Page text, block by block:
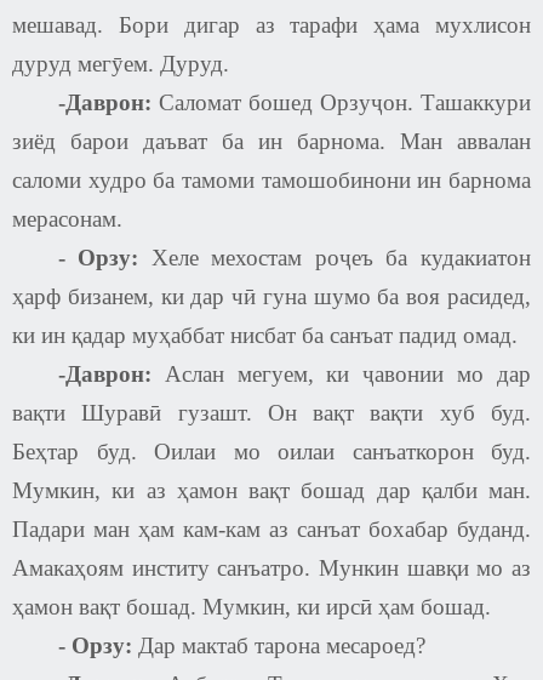
мешавад. Бори дигар аз тарафи ҳама мухлисон
дуруд мегӯем. Дуруд.
-Даврон: Саломат бошед Орзуҷон. Ташаккури
зиёд барои даъват ба ин барнома. Ман аввалан
саломи худро ба тамоми тамошобинони ин барнома
мерасонам.
- Орзу: Хеле мехостам роҷеъ ба кудакиатон
ҳарф бизанем, ки дар чӣ гуна шумо ба воя расидед,
ки ин қадар муҳаббат нисбат ба санъат падид омад.
-Даврон: Аслан мегуем, ки ҷавонии мо дар
вақти Шуравӣ гузашт. Он вақт вақти хуб буд.
Беҳтар буд. Оилаи мо оилаи санъаткорон буд.
Мумкин, ки аз ҳамон вақт бошад дар қалби ман.
Падари ман ҳам кам-кам аз санъат бохабар буданд.
Амакаҳоям институ санъатро. Мункин шавқи мо аз
ҳамон вақт бошад. Мумкин, ки ирсӣ ҳам бошад.
- Орзу: Дар мактаб тарона месароед?